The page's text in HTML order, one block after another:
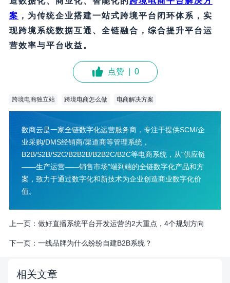
案 ，为传统企业搭建一站式跨境平台闭环体系，实
现跨境系统数据互通、全链融合，综合提升平台运
营效率与平台收益。
点赞 0
跨境电商独立站 跨境电商怎么做 电商解决方案
数商云是一家全链数字化运营服务商，专注于提供SCM/企
业采购/DMS经销商/渠道商等管理系统，
B2B/S2B/S2C/B2B2B/B2B2C/B2C等电商系统，从“供应链
——生产运营——销售市场”端到端的全链数字化产品和方
案，致力于通过数字化和新技术为企业创造商业数字化价
值。
上一页： 做好直播系统平台开发运营的2大重点，4个规划方向
下一页： 一线品牌为什么纷纷自建B2B系统？
相关文章